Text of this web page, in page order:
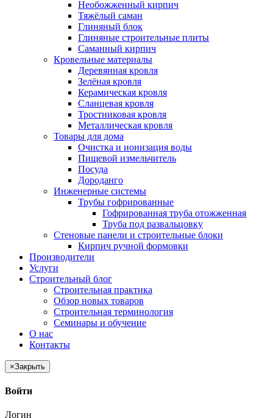
Необожженный кирпич
Тяжёлый саман
Глиняный блок
Глиняные строительные плиты
Саманный кирпич
Кровельные материалы
Деревянная кровля
Зелёная кровля
Керамическая кровля
Сланцевая кровля
Тростниковая кровля
Металлическая кровля
Товары для дома
Очистка и ионизация воды
Пищевой измельчитель
Посуда
Дороданго
Инженерные системы
Трубы гофрированные
Гофрированная труба отожженная
Труба под развальцовку
Стеновые панели и строительные блоки
Кирпич ручной формовки
Производители
Услуги
Строительный блог
Строительная практика
Обзор новых товаров
Строительная терминология
Семинары и обучение
О нас
Контакты
×Закрыть
Войти
Логин